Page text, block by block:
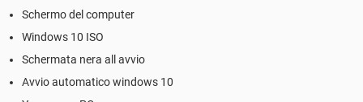
Schermo del computer
Windows 10 ISO
Schermata nera all avvio
Avvio automatico windows 10